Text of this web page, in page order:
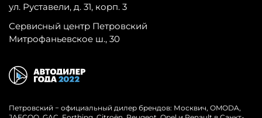
ул. Руставели, д. 31, корп. 3
Сервисный центр Петровский
Митрофаньевское ш., 30
Петровский − официальный дилер брендов: Москвич, OMODA,